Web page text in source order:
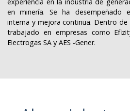
en minería. Se ha desempeñado
interna y mejora continua. Dentro de
trabajado en empresas como
Electrogas SA y AES -Gener.